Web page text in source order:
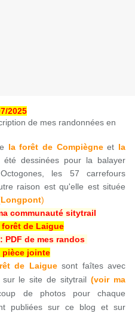
2025
de mes randonnées en
la forêt de Compiègne et la
été dessinées pour la balayer
les 57 carrefours
raison est qu'elle est située
Longpont)
communauté sitytrail
de Laigue
PDF de mes randos
pièce jointe
de Laiguesont faîtes avec
sur le site de sitytrail(voir ma
de photos pour chaque
publiées sur ce blog et sur